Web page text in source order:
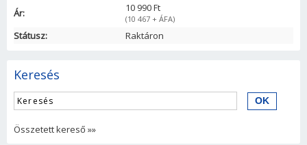
Ár: 10 990 Ft
(10 467 + ÁFA)
Státusz: Raktáron
Keresés
Összetett kereső »»